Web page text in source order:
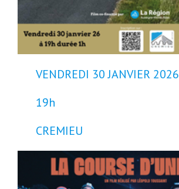
VENDREDI 30 JANVIER 2026
19h
CREMIEU